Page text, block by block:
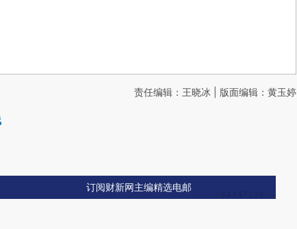
责任编辑：王晓冰 | 版面编辑：黄玉婷
订阅财新网主编精选电邮